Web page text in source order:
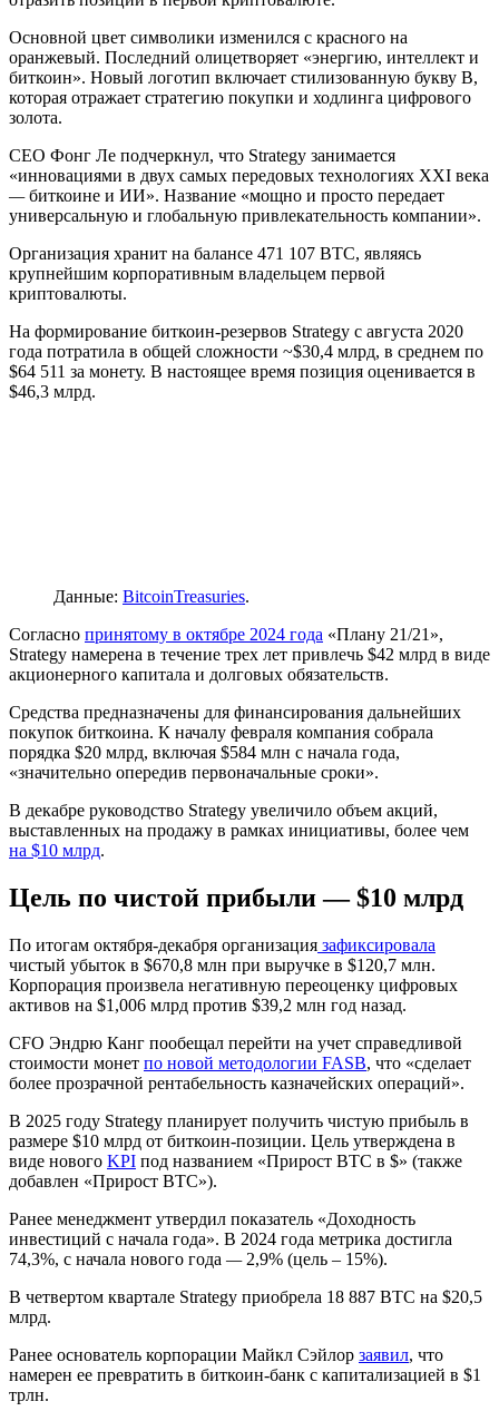
Основной цвет символики изменился с красного на
оранжевый. Последний олицетворяет «энергию, интеллект и
биткоин». Новый логотип включает стилизованную букву B,
которая отражает стратегию покупки и ходлинга цифрового
золота.
CEO Фонг Ле подчеркнул, что Strategy занимается
«инновациями в двух самых передовых технологиях XXI века
—биткоине и ИИ». Название «мощно и просто передает
универсальную и глобальную привлекательность компании».
Организация хранит на балансе 471 107 BTC, являясь
крупнейшим корпоративным владельцем первой
криптовалюты.
На формирование биткоин-резервов Strategy с августа 2020
года потратила в общей сложности ~$30,4 млрд, в среднем по
$64 511 за монету. В настоящее время позиция оценивается в
$46,3 млрд.
Данные: BitcoinTreasuries.
Согласно принятому в октябре 2024 года «Плану 21/21»,
Strategy намерена в течение трех лет привлечь $42 млрд в виде
акционерного капитала и долговых обязательств.
Средства предназначены для финансирования дальнейших
покупок биткоина. К началу февраля компания собрала
порядка $20 млрд, включая $584 млн с начала года,
«значительно опередив первоначальные сроки».
В декабре руководство Strategy увеличило объем акций,
выставленных на продажу в рамках инициативы, более чем
на $10 млрд.
Цель по чистой прибыли — $10 млрд
По итогам октября-декабря организация зафиксировала
чистый убыток в $670,8 млн при выручке в $120,7 млн.
Корпорация произвела негативную переоценку цифровых
активов на $1,006 млрд против $39,2 млн год назад.
CFO Эндрю Канг пообещал перейти на учет справедливой
стоимости монет по новой методологии FASB, что «сделает
более прозрачной рентабельность казначейских операций».
В 2025 году Strategy планирует получить чистую прибыль в
размере $10 млрд от биткоин-позиции. Цель утверждена в
виде нового KPI под названием «Прирост BTC в $» (также
добавлен «Прирост BTC»).
Ранее менеджмент утвердил показатель «Доходность
инвестиций с начала года». В 2024 года метрика достигла
74,3%, с начала нового года —2,9% (цель – 15%).
В четвертом квартале Strategy приобрела 18 887 BTC на $20,5
млрд.
Ранее основатель корпорации Майкл Сэйлор заявил, что
намерен ее превратить в биткоин-банк с капитализацией в $1
трлн.